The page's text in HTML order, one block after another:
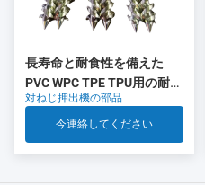
長寿命と耐食性を備えた
PVC WPC TPE TPU用の耐摩
耗性円錐形ツインスクリュ
ーとバレル
対ねじ押出機の部品
今連絡してください